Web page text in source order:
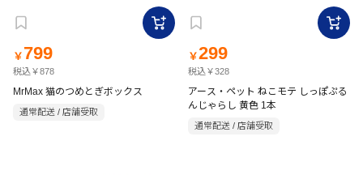
￥ 799
税込￥878
MrMax 猫のつめとぎボックス
通常配送 / 店舗受取
￥299
税込￥328
アース・ペット ねこモテ しっぽぷる
んじゃらし 黄色 1本
通常配送 / 店舗受取